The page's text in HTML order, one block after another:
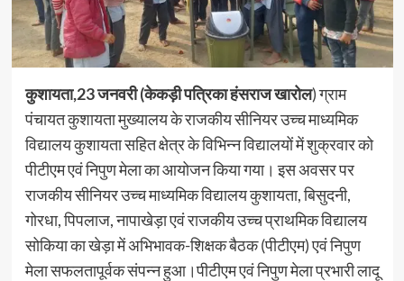
कुशायता,23 जनवरी (केकड़ी पत्रिका हंसराज खारोल) ग्राम
पंचायत कुशायता मुख्यालय के राजकीय सीनियर उच्च माध्यमिक
विद्यालय कुशायता सहित क्षेत्र के विभिन्न विद्यालयों में शुक्रवार को
पीटीएम एवं निपुण मेला का आयोजन किया गया। इस अवसर पर
राजकीय सीनियर उच्च माध्यमिक विद्यालय कुशायता, बिसुदनी,
गोरधा, पिपलाज, नापाखेड़ा एवं राजकीय उच्च प्राथमिक विद्यालय
सोकिया का खेड़ा में अभिभावक-शिक्षक बैठक (पीटीएम) एवं निपुण
मेला सफलतापूर्वक संपन्न हुआ।पीटीएम एवं निपुण मेला प्रभारी लादू